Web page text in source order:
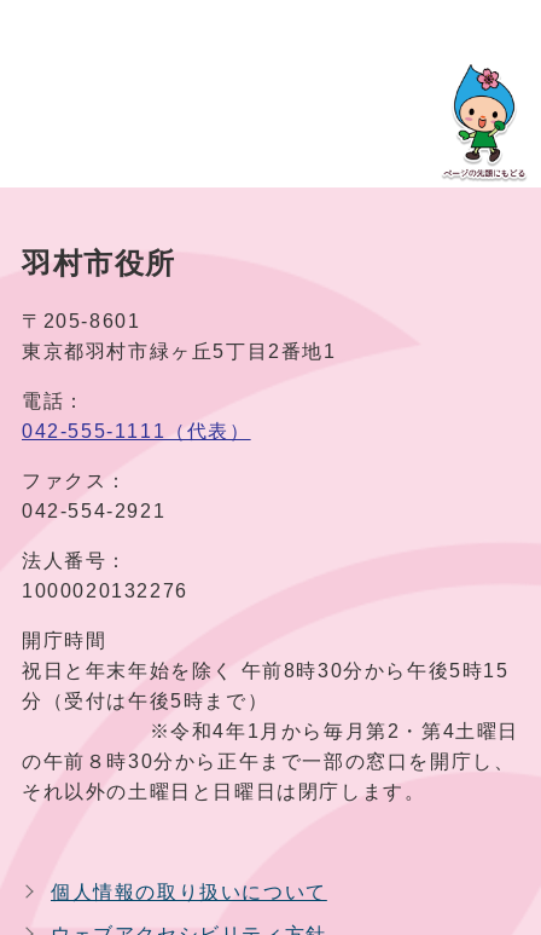
羽村市役所
〒205-8601
東京都羽村市緑ヶ丘5丁目2番地1
電話：
042-555-1111（代表）
ファクス：
042-554-2921
法人番号：
1000020132276
開庁時間
祝日と年末年始を除く 午前8時30分から午後5時15
分（受付は午後5時まで）
※令和4年1月から毎月第2・第4土曜日
の午前８時30分から正午まで一部の窓口を開庁し、
それ以外の土曜日と日曜日は閉庁します。
個人情報の取り扱いについて